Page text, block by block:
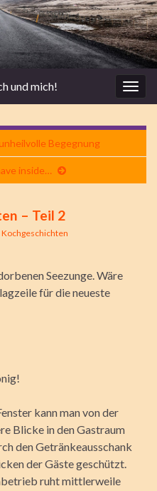
und mich!
Begegnung
inside…
– Teil 2
Kochgeschichten
Seezunge. Wäre
für die neueste
kann man von der
Blicke in den Gastraum
den Getränkeausschank
der Gäste geschützt.
ruht mittlerweile